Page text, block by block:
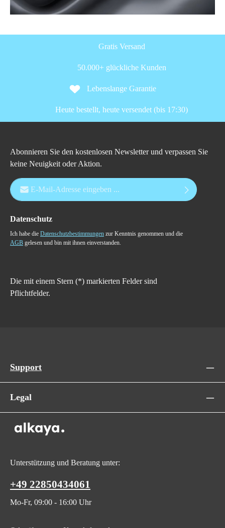
Gratis Versand
50.000+ glückliche Kunden
Lebenslange Garantie
Heute bestellt, heute versendet (bis 17:30)
Abonnieren Sie den kostenlosen Newsletter und verpassen Sie
keine Neuigkeit oder Aktion.
E-Mail-Adresse*
Datenschutz
Ich habe die Datenschutzbestimmungen zur Kenntnis genommen und die
AGB gelesen und bin mit ihnen einverstanden.
Die mit einem Stern (*) markierten Felder sind
Pflichtfelder.
Support
Legal
Unterstützung und Beratung unter:
+49 22850434061
Mo-Fr, 09:00 - 16:00 Uhr